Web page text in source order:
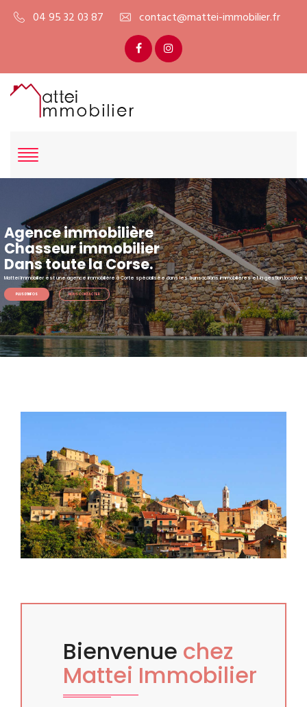
04 95 32 03 87 contact@mattei-immobilier.fr
Agence immobilière
Chasseur immobilier
Dans toute la Corse.
Mattei Immobilier est une agence immobilière à Corte spécialisée dans les transactions immobilières et la gestion locative
PLUS D'INFOS NOUS CONTACTER
Bienvenue chez
Mattei Immobilier